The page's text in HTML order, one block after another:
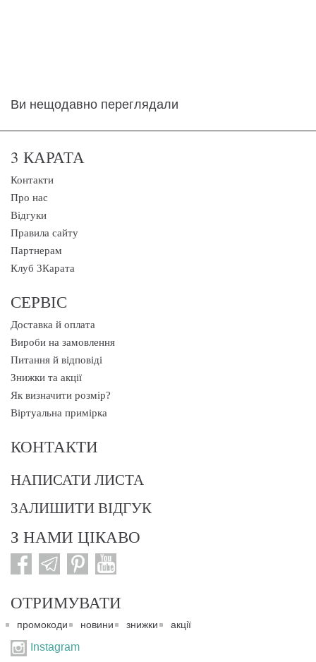
Ви нещодавно переглядали
3 КАРАТА
Контакти
Про нас
Відгуки
Правила сайту
Партнерам
Клуб 3Карата
СЕРВІС
Доставка й оплата
Вироби на замовлення
Питання й відповіді
Знижки та акції
Як визначити розмір?
Віртуальна примірка
КОНТАКТИ
НАПИСАТИ ЛИСТА
ЗАЛИШИТИ ВІДГУК
З НАМИ ЦІКАВО
ОТРИМУВАТИ
промокоди новини знижки акції
Instagram